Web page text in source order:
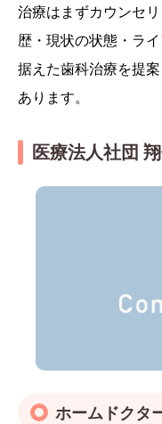
治療はまずカウンセ
歴・現状の状態・ラ
据えた歯科治療を提
あります。
医療法人社団
ホームドクタ